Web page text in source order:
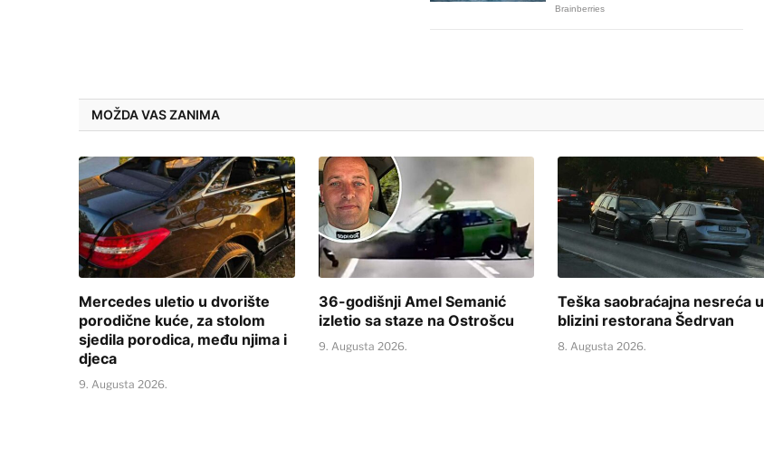
MOŽDA VAS ZANIMA
Mercedes uletio u dvorište
porodične kuće, za stolom
sjedila porodica, među njima i
djeca
9. Augusta 2026.
36-godišnji Amel Semanić
izletio sa staze na Ostrošcu
9. Augusta 2026.
Teška saobraćajna nesreća u
blizini restorana Šedrvan
8. Augusta 2026.